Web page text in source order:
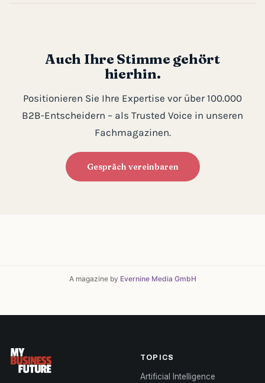
Auch Ihre Stimme gehört
hierhin.
Positionieren Sie Ihre Expertise vor über 100.000
B2B-Entscheidern – als Trusted Voice in unseren
Fachmagazinen.
Gespräch vereinbaren
A magazine by Evernine Media GmbH
TOPICS
Artificial Intelligence